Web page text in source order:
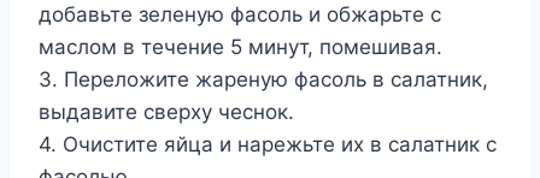
добавьте зеленую фасоль и обжарьте с
маслом в течение 5 минут, помешивая.
3. Переложите жареную фасоль в салатник,
выдавите сверху чеснок.
4. Очистите яйца и нарежьте их в салатник с